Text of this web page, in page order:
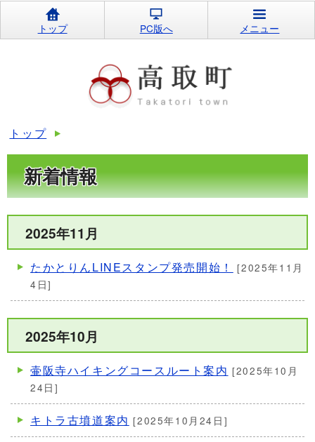
トップ PC版へ メニュー
トップ
新着情報
2025年11月
たかとりんLINEスタンプ発売開始！
[2025年11月
4日]
2025年10月
壷阪寺ハイキングコースルート案内 [2025年10月
24日]
キトラ古墳道案内 [2025年10月24日]